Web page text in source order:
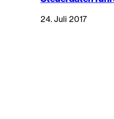
24. Juli 2017